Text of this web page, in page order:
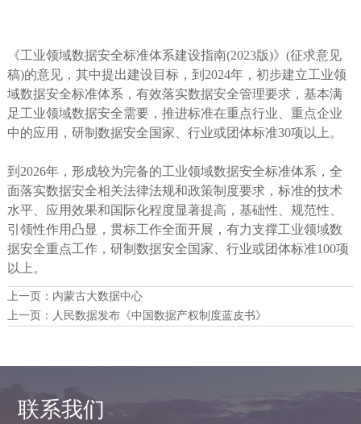
《工业领域数据安全标准体系建设指南(2023版)》(征求意见
稿)的意见，其中提出建设目标，到2024年，初步建立工业领
域数据安全标准体系，有效落实数据安全管理要求，基本满
足工业领域数据安全需要，推进标准在重点行业、重点企业
中的应用，研制数据安全国家、行业或团体标准30项以上。
到2026年，形成较为完备的工业领域数据安全标准体系，全
面落实数据安全相关法律法规和政策制度要求，标准的技术
水平、应用效果和国际化程度显著提高，基础性、规范性、
引领性作用凸显，贯标工作全面开展，有力支撑工业领域数
据安全重点工作，研制数据安全国家、行业或团体标准100项
以上。
上一页： 内蒙古大数据中心
上一页： 人民数据发布《中国数据产权制度蓝皮书》
联系我们